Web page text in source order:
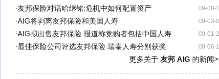
09-08-
·友邦保险对话哈继铭:危机中如何配置资产
09-03-
·AIG将剥离友邦保险和美国人寿
09-01-
·AIG拟出售友邦保险 报道称竞购者包括中国人寿
08-06-
·最佳保险公司评选友邦保险 瑞泰人寿分别获奖
更多关于 友邦 AIG 的新闻